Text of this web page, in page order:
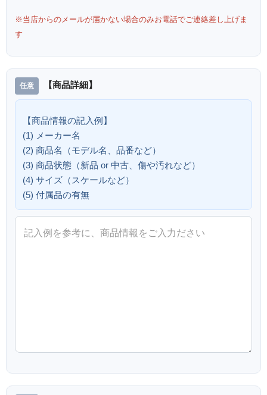
※当店からのメールが届かない場合のみお電話でご連絡差し上げま
す
【商品詳細】
【商品情報の記入例】
(1) メーカー名
(2) 商品名（モデル名、品番など）
(3) 商品状態（新品 or 中古、傷や汚れなど）
(4) サイズ（スケールなど）
(5) 付属品の有無